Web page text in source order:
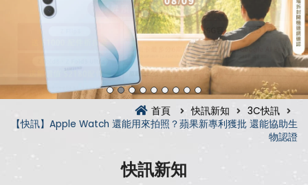
首頁 快訊新知
3C快訊
【快訊】Apple Watch 還能用來拍照？蘋果新專利獲批 還能協助生
物認證
快訊新知